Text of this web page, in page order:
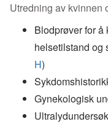
Utredning av kvinnen
Blodprøver for å
helsetilstand og
H)
Gynekologisk